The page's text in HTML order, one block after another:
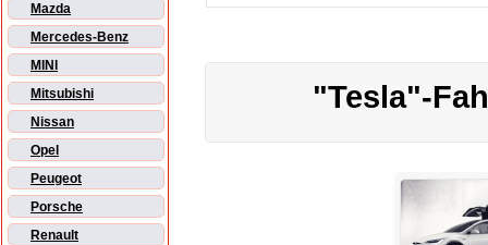
Mazda
Mercedes-Benz
MINI
Mitsubishi
Nissan
Opel
Peugeot
Porsche
Renault
"Tesla"-